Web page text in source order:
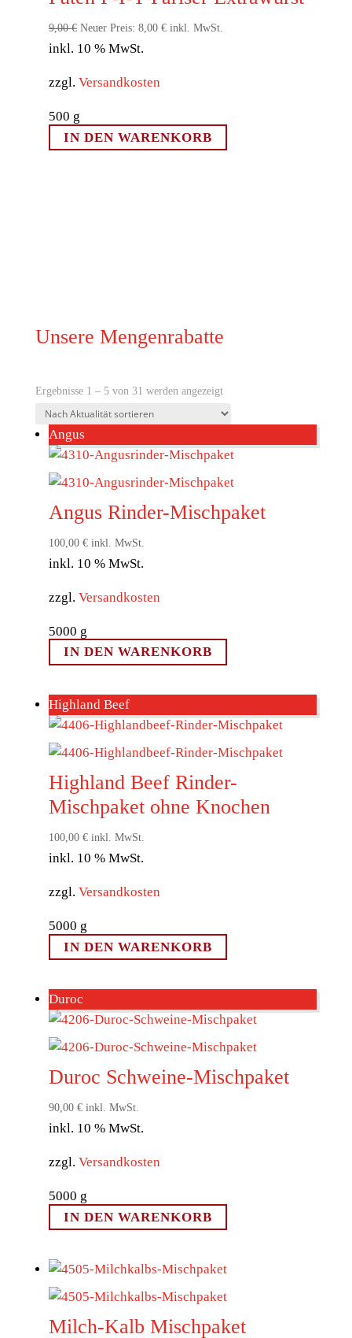
9,00€ Ursprünglicher
Preis
9,00 €
Neuer Preis: 8,00 €Aktueller
inkl. MwSt.
inkl. 10 % MwSt.
zzgl. Versandkosten
500 g
IN DEN WARENKORB
Unsere Mengenrabatte
Ergebnisse 1 – 5 von 31 werden angezeigtNach
Aktualität
Angus
Angus Rinder-Mischpaket
100,00 € inkl. MwSt.
inkl. 10 % MwSt.
zzgl. Versandkosten
5000 g
IN DEN WARENKORB
Highland Beef
Highland Beef Rinder-
Mischpaket ohne Knochen
100,00 € inkl. MwSt.
inkl. 10 % MwSt.
zzgl. Versandkosten
5000 g
IN DEN WARENKORB
Duroc
Duroc Schweine-Mischpaket
90,00 € inkl. MwSt.
inkl. 10 % MwSt.
zzgl. Versandkosten
5000 g
IN DEN WARENKORB
Milch-Kalb Mischpaket